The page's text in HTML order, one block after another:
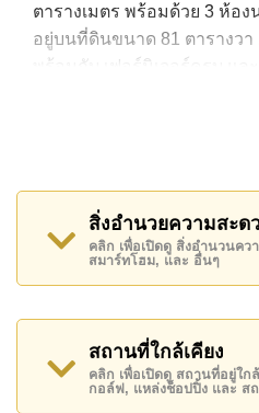
ตารางเมตร พร้อมด้วย 3 ห้อ
อยู่บนที่ดินขนาด 81 ตารางว
พร้อมกับ เฟอร์นิเจอร์ครบ แล
สะดวก ได้แก่ สวนส่วนตัว, อ่
อสังหาริมทรัพย์นี้สามารถใช้
สะดวกส่วนกลาง ได้แก่
สถานที่สำคัญใกล้ Nirvana
ได้แก่: เดินทางไปชายหาดได้
บ้านอำเภอ, ตลาดน้ำสี่ภาคพั
กอล์ฟ รีสอร์ท , รพ.กรุงเทพพั
อสังหาริมทรัพย์นี้มีไว้สำหรับข
บาท
สิ่งอำนวยความสะด
คลิก เพื่อเปิดดู สิ่งอำนวนคว
สมาร์ทโฮม, และ อื่นๆ
สถานที่ใกล้เคียง
คลิก เพื่อเปิดดู สถานที่อยู่ใก
กอล์ฟ, แหล่งช็อปปิ้ง และ ส